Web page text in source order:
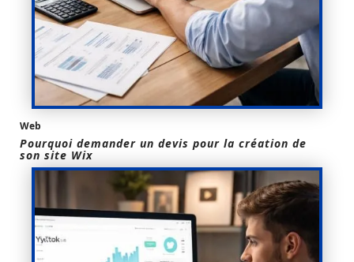
Web
Pourquoi demander un devis pour la création de
son site Wix